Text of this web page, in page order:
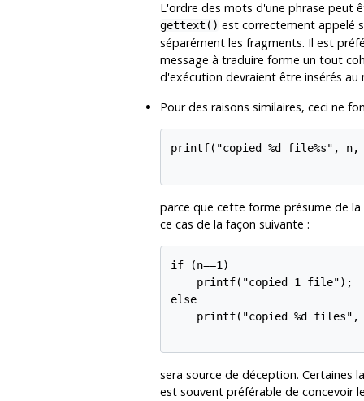
L'ordre des mots d'une phrase peut
gettext() est correctement appelé
séparément les fragments. Il est
message à traduire forme un tout
d'exécution devraient être insérés
Pour des raisons similaires, ceci ne
printf("copied %d file%s",
parce que cette forme présume de
ce cas de la façon suivante :
if (n==1)
    printf("copied 1 file");
else
printf("copied %d files",
sera source de déception. Certaines
est souvent préférable de concevoir